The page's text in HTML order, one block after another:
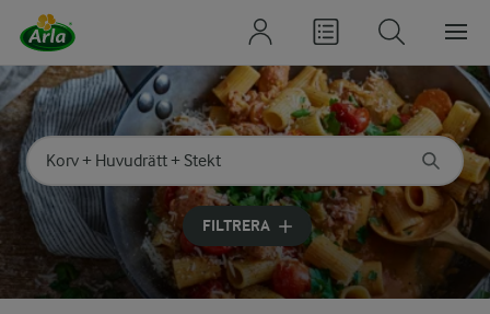
Sök på kategori eller ingrediens
Skriv in sökord för att få förslag
FILTRERA